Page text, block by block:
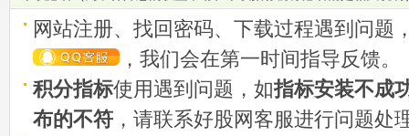
网站注册、找回密码、下载过程遇到问题
，我们会在第一时间指导反馈。
积分指标使用遇到问题，如指标安装不成
布的不符 ，请联系好股网客服进行问题处